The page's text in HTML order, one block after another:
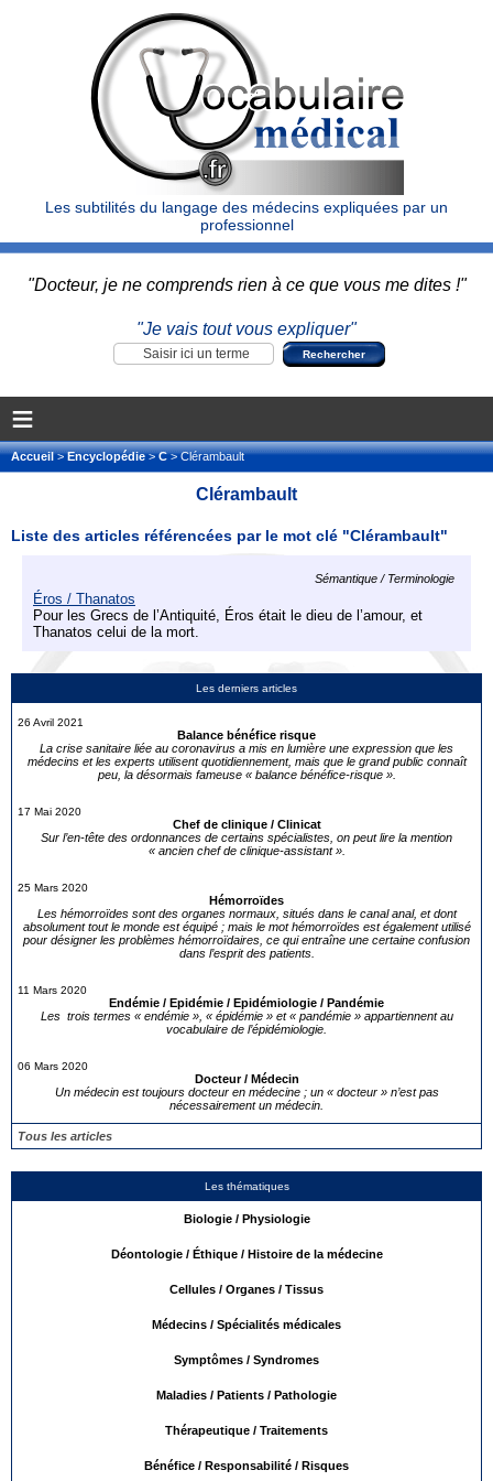
Les subtilités du langage des médecins expliquées par un
professionnel
"Docteur, je ne comprends rien à ce que vous me dites !"
"Je vais tout vous expliquer"
≡
Accueil>Encyclopédie>C> Clérambault
Les derniers articles
26 Avril 2021
Balance bénéfice risque
La crise sanitaire liée au coronavirus a mis en lumière une expression que les
médecins et les experts utilisent quotidiennement, mais que le grand public connaît
peu, la désormais fameuse « balance bénéfice-risque ».
17 Mai 2020
Chef de clinique / Clinicat
Sur l’en-tête des ordonnances de certains spécialistes, on peut lire la mention
« ancien chef de clinique-assistant ».
25 Mars 2020
Hémorroïdes
Les hémorroïdes sont des organes normaux, situés dans le canal anal, et dont
absolument tout le monde est équipé ; mais le mot hémorroïdes est également utilisé
pour désigner les problèmes hémorroïdaires, ce qui entraîne une certaine confusion
dans l’esprit des patients.
11 Mars 2020
Endémie / Epidémie / Epidémiologie / Pandémie
Les trois termes « endémie », « épidémie » et « pandémie » appartiennent au
vocabulaire de l’épidémiologie.
06 Mars 2020
Docteur / Médecin
Un médecin est toujours docteur en médecine ; un « docteur » n’est pas
nécessairement un médecin.
Tous les articles
Les thématiques
Biologie / Physiologie
Déontologie / Éthique / Histoire de la médecine
Cellules / Organes / Tissus
Médecins / Spécialités médicales
Symptômes / Syndromes
Maladies / Patients / Pathologie
Thérapeutique / Traitements
Bénéfice / Responsabilité / Risques
Clérambault
Liste des articles référencées par le mot clé "Clérambault"
Sémantique / Terminologie
Éros / Thanatos
Pour les Grecs de l’Antiquité, Éros était le dieu de l’amour, et
Thanatos celui de la mort.